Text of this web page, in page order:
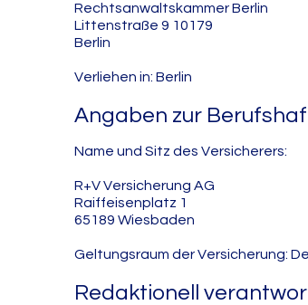
Rechtsanwaltskammer Berlin
Littenstraße 9 10179
Berlin
Verliehen in: Berlin
Angaben zur
Name und Sitz des Versicherers:
R+V Versicherung AG
Raiffeisenplatz 1
65189 Wiesbaden
Geltungsraum der Versicherung:
Redaktionell